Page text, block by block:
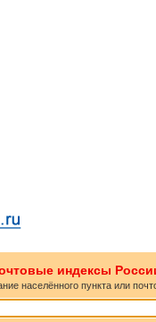
индексы
населённого пункта или